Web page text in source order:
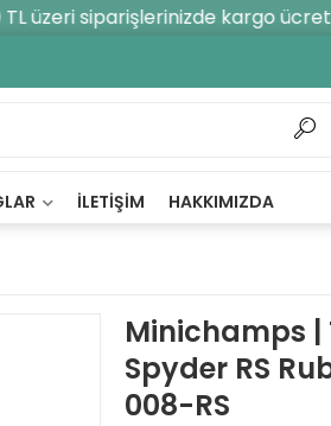
üzeri siparişlerinizde kargo
İLETIŞIM HAKKIMIZDA
Minichamps |
Spyder RS
008-RS